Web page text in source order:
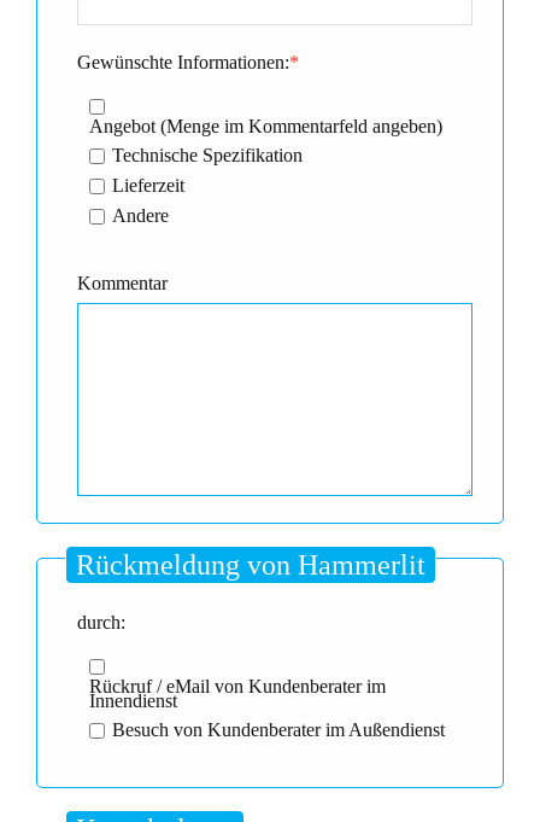
*
Gewünschte Informationen:
Angebot (Menge im Kommentarfeld angeben)
Technische Spezifikation
Lieferzeit
Andere
Kommentar
Rückmeldung von Hammerlit
durch:
Rückruf / eMail von Kundenberater im
Innendienst
Besuch von Kundenberater im Außendienst